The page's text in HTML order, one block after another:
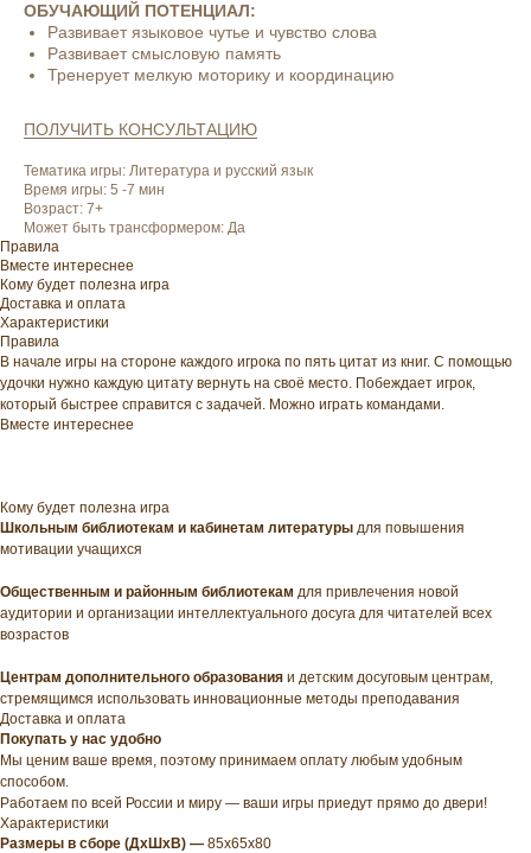
ОБУЧАЮЩИЙ ПОТЕНЦИАЛ:
Развивает языковое чутье и чувство слова
Развивает смысловую память
Тренерует мелкую моторику и координацию
ПОЛУЧИТЬ КОНСУЛЬТАЦИЮ
Тематика игры: Литература и русский язык
Время игры: 5 -7 мин
Возраст: 7+
Может быть трансформером: Да
Правила
Вместе интереснее
Кому будет полезна игра
Доставка и оплата
Характеристики
Правила
В начале игры на стороне каждого игрока по пять цитат из книг. С помощью
удочки нужно каждую цитату вернуть на своё место. Побеждает игрок,
который быстрее справится с задачей. Можно играть командами.
Вместе интереснее
Кому будет полезна игра
Школьным библиотекам и кабинетам литературы для повышения
мотивации учащихся
Общественным и районным библиотекам для привлечения новой
аудитории и организации интеллектуального досуга для читателей всех
возрастов
Центрам дополнительного образования и детским досуговым центрам,
стремящимся использовать инновационные методы преподавания
Доставка и оплата
Покупать у нас удобно
Мы ценим ваше время, поэтому принимаем оплату любым удобным
способом.
Работаем по всей России и миру — ваши игры приедут прямо до двери!
Характеристики
Размеры в сборе (ДхШхВ) — 85х65х80